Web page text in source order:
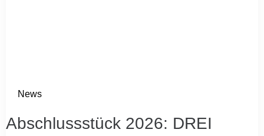
News
Abschlussstück 2026: DREI